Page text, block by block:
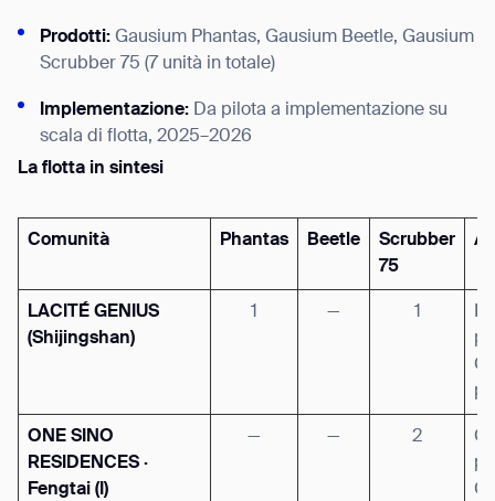
Prodotti: Gausium Phantas, Gausium Beetle, Gausium
Scrubber 75 (7 unità in totale)
Implementazione: Da pilota a implementazione su
scala di flotta, 2025–2026
La flotta in sintesi
Comunità Phantas Beetle
Scrubber
75
LACITÉ GENIUS
(Shijingshan)
1 — 1
ONE SINO
RESIDENCES ·
Fengtai (I)
— — 2